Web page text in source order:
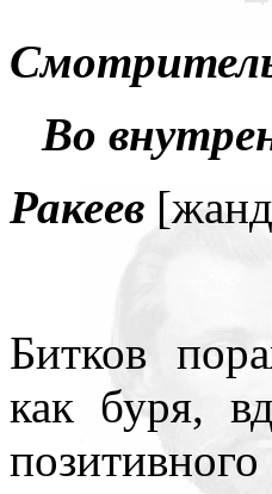
Во
Ракеев
Битков
как буря,
позитивного